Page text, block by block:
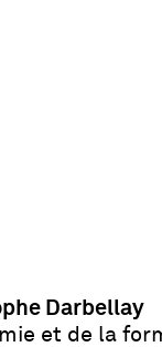
Darbellay
et de la